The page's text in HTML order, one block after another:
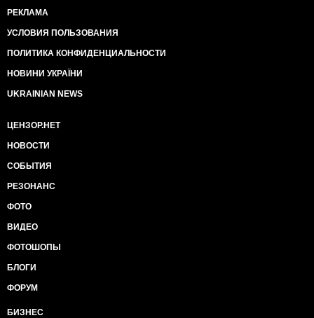
РЕКЛАМА
УСЛОВИЯ ПОЛЬЗОВАНИЯ
ПОЛИТИКА КОНФИДЕНЦИАЛЬНОСТИ
НОВИНИ УКРАЇНИ
UKRAINIAN NEWS
ЦЕНЗОР.НЕТ
НОВОСТИ
СОБЫТИЯ
РЕЗОНАНС
ФОТО
ВИДЕО
ФОТОШОПЫ
БЛОГИ
ФОРУМ
БИЗНЕС